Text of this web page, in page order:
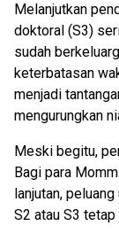
Melanjutkan
doktoral (S3)
sudah
keterbatasan
menjadi
mengurungkan
Meski begitu,
Bagi para
lanjutan,
S2 atau S3 tetap